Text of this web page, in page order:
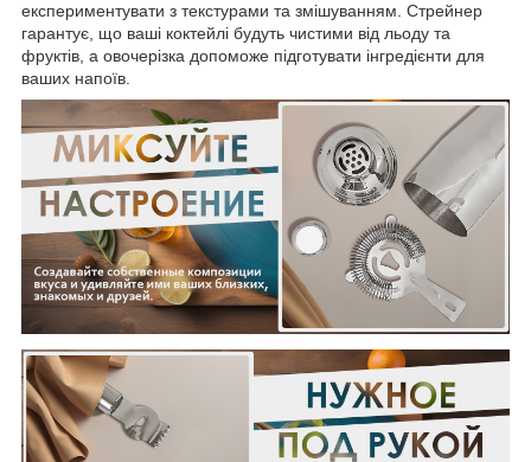
експериментувати з текстурами та змішуванням. Стрейнер
гарантує, що ваші коктейлі будуть чистими від льоду та
фруктів, а овочерізка допоможе підготувати інгредієнти для
ваших напоїв.